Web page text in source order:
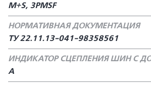
M+S, 3PMSF
НОРМАТИВНАЯ ДОКУМЕНТАЦИЯ
ТУ 22.11.13-041-98358561
ИНДИКАТОР СЦЕПЛЕНИЯ ШИН С
А